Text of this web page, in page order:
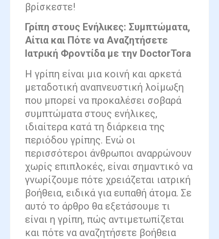
βρίσκεστε!
Γρίπη στους Ενήλικες: Συμπτώματα,
Αίτια και Πότε να Αναζητήσετε
Ιατρική Φροντίδα με την DoctorTora
Η γρίπη είναι μια κοινή και αρκετά
μεταδοτική αναπνευστική λοίμωξη
που μπορεί να προκαλέσει σοβαρά
συμπτώματα στους ενήλικες,
ιδιαίτερα κατά τη διάρκεια της
περιόδου γρίπης. Ενώ οι
περισσότεροι άνθρωποι αναρρώνουν
χωρίς επιπλοκές, είναι σημαντικό να
γνωρίζουμε πότε χρειάζεται ιατρική
βοήθεια, ειδικά για ευπαθή άτομα. Σε
αυτό το άρθρο θα εξετάσουμε τι
είναι η γρίπη, πώς αντιμετωπίζεται
και πότε να αναζητήσετε βοήθεια